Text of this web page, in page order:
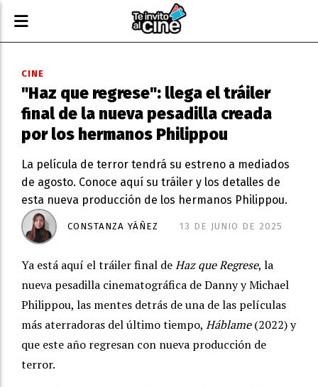
"Haz que regrese": llega el tráiler
final de la nueva pesadilla creada
por los hermanos Philippou
La película de terror tendrá su estreno a mediados
de agosto. Conoce aquí su tráiler y los detalles de
esta nueva producción de los hermanos Philippou.
CINE
13 DE JUNIO DE 2025
CONSTANZA YÁÑEZ
Ya está aquí el tráiler final deHaz que Regrese, la
nueva pesadilla cinematográfica de Danny y Michael
Philippou, las mentes detrás de una de las películas
más aterradoras del último tiempo, Háblame(2022) y
que este año regresan con nueva producción de
terror.